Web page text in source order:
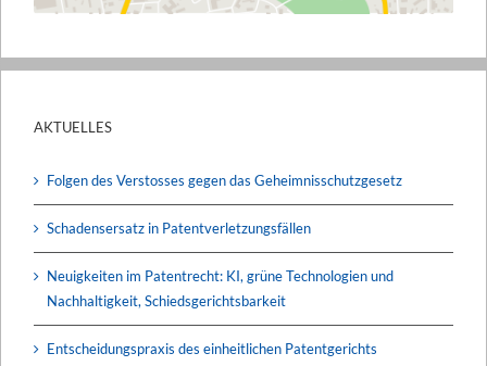
AKTUELLES
Folgen des Verstosses gegen das Geheimnisschutzgesetz
Schadensersatz in Patentverletzungsfällen
Neuigkeiten im Patentrecht: KI, grüne Technologien und
Nachhaltigkeit, Schiedsgerichtsbarkeit
Entscheidungspraxis des einheitlichen Patentgerichts